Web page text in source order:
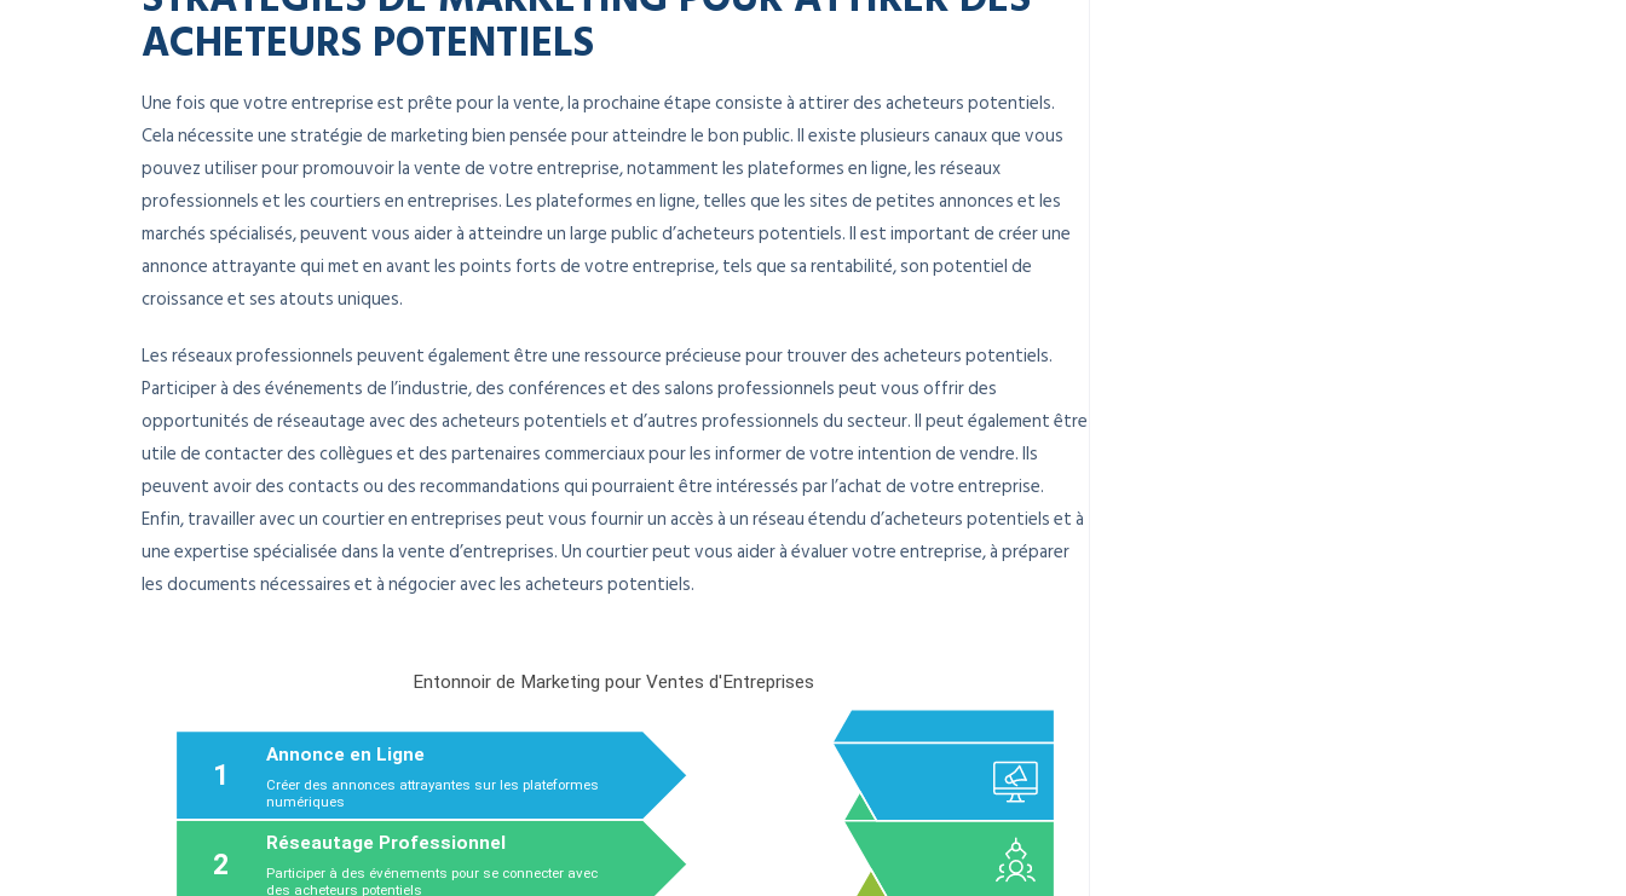
ACHETEURS POTENTIELS
Une fois que votre entreprise est prête pour la vente, la prochaine étape consiste à attirer des acheteurs potentiels.
Cela nécessite une stratégie de marketing bien pensée pour atteindre le bon public. Il existe plusieurs canaux que vous
pouvez utiliser pour promouvoir la vente de votre entreprise, notamment les plateformes en ligne, les réseaux
professionnels et les courtiers en entreprises. Les plateformes en ligne, telles que les sites de petites annonces et les
marchés spécialisés, peuvent vous aider à atteindre un large public d’acheteurs potentiels. Il est important de créer une
annonce attrayante qui met en avant les points forts de votre entreprise, tels que sa rentabilité, son potentiel de
croissance et ses atouts uniques.
Les réseaux professionnels peuvent également être une ressource précieuse pour trouver des acheteurs potentiels.
Participer à des événements de l’industrie, des conférences et des salons professionnels peut vous offrir des
opportunités de réseautage avec des acheteurs potentiels et d’autres professionnels du secteur. Il peut également être
utile de contacter des collègues et des partenaires commerciaux pour les informer de votre intention de vendre. Ils
peuvent avoir des contacts ou des recommandations qui pourraient être intéressés par l’achat de votre entreprise.
Enfin, travailler avec un courtier en entreprises peut vous fournir un accès à un réseau étendu d’acheteurs potentiels et à
une expertise spécialisée dans la vente d’entreprises. Un courtier peut vous aider à évaluer votre entreprise, à préparer
les documents nécessaires et à négocier avec les acheteurs potentiels.